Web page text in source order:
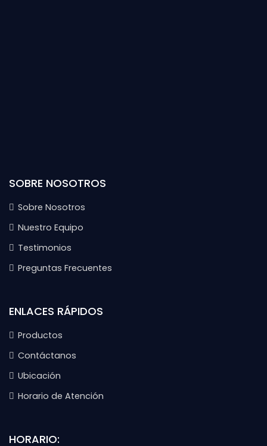
SOBRE NOSOTROS
Sobre Nosotros
Nuestro Equipo
Testimonios
Preguntas Frecuentes
ENLACES RÁPIDOS
Productos
Contáctanos
Ubicación
Horario de Atención
HORARIO: